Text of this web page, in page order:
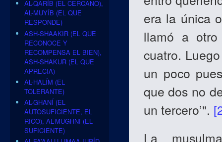
era la única
llamó a otro
cuatro.
un poco
que dos no
un tercero’".
La
AL-QARÍB (EL CERCANO),
AL-MUYÍB (EL QUE
RESPONDE)
ASH-SHAAKIR (EL QUE
RECONOCE Y
RECOMPENSA EL BIEN),
ASH-SHAKUR (EL QUE
APRECIA)
AL-HALÍM (EL
TOLERANTE)
AL-GHANÍ (EL
AUTOSUFICIENTE, EL
RICO), AL-MUGHNI (EL
SUFICIENTE)